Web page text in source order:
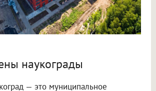
наукограды
— это муниципальное